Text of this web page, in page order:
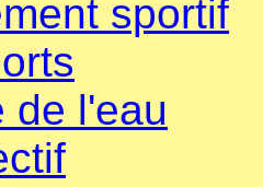
sportif
de l'eau